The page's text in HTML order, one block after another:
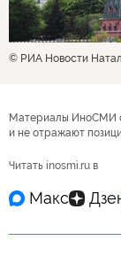
© РИА Новости
Материалы ИноСМИ
и не отражают
Читать inosmi.ru в